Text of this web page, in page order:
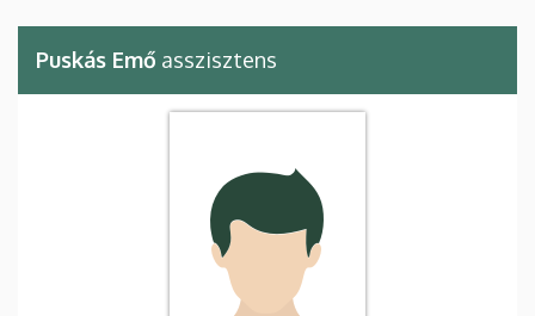
Puskás Emő asszisztens